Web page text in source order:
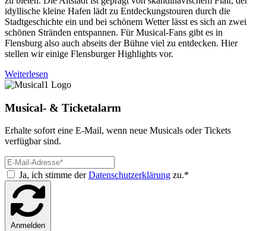
idyllische kleine Hafen lädt zu Entdeckungstouren durch die
Stadtgeschichte ein und bei schönem Wetter lässt es sich an zwei
schönen Stränden entspannen. Für Musical-Fans gibt es in
Flensburg also auch abseits der Bühne viel zu entdecken. Hier
stellen wir einige Flensburger Highlights vor.
Weiterlesen
Musical- & Ticketalarm
Erhalte sofort eine E-Mail, wenn neue Musicals oder Tickets
verfügbar sind.
Ja, ich stimme derDatenschutzerklärung zu.*
Anmelden